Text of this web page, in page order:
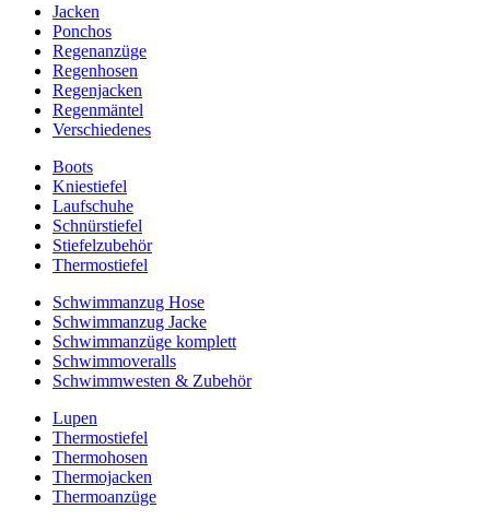
Jacken
Ponchos
Regenanzüge
Regenhosen
Regenjacken
Regenmäntel
Verschiedenes
Boots
Kniestiefel
Laufschuhe
Schnürstiefel
Stiefelzubehör
Thermostiefel
Schwimmanzug Hose
Schwimmanzug Jacke
Schwimmanzüge komplett
Schwimmoveralls
Schwimmwesten & Zubehör
Lupen
Thermostiefel
Thermohosen
Thermojacken
Thermoanzüge